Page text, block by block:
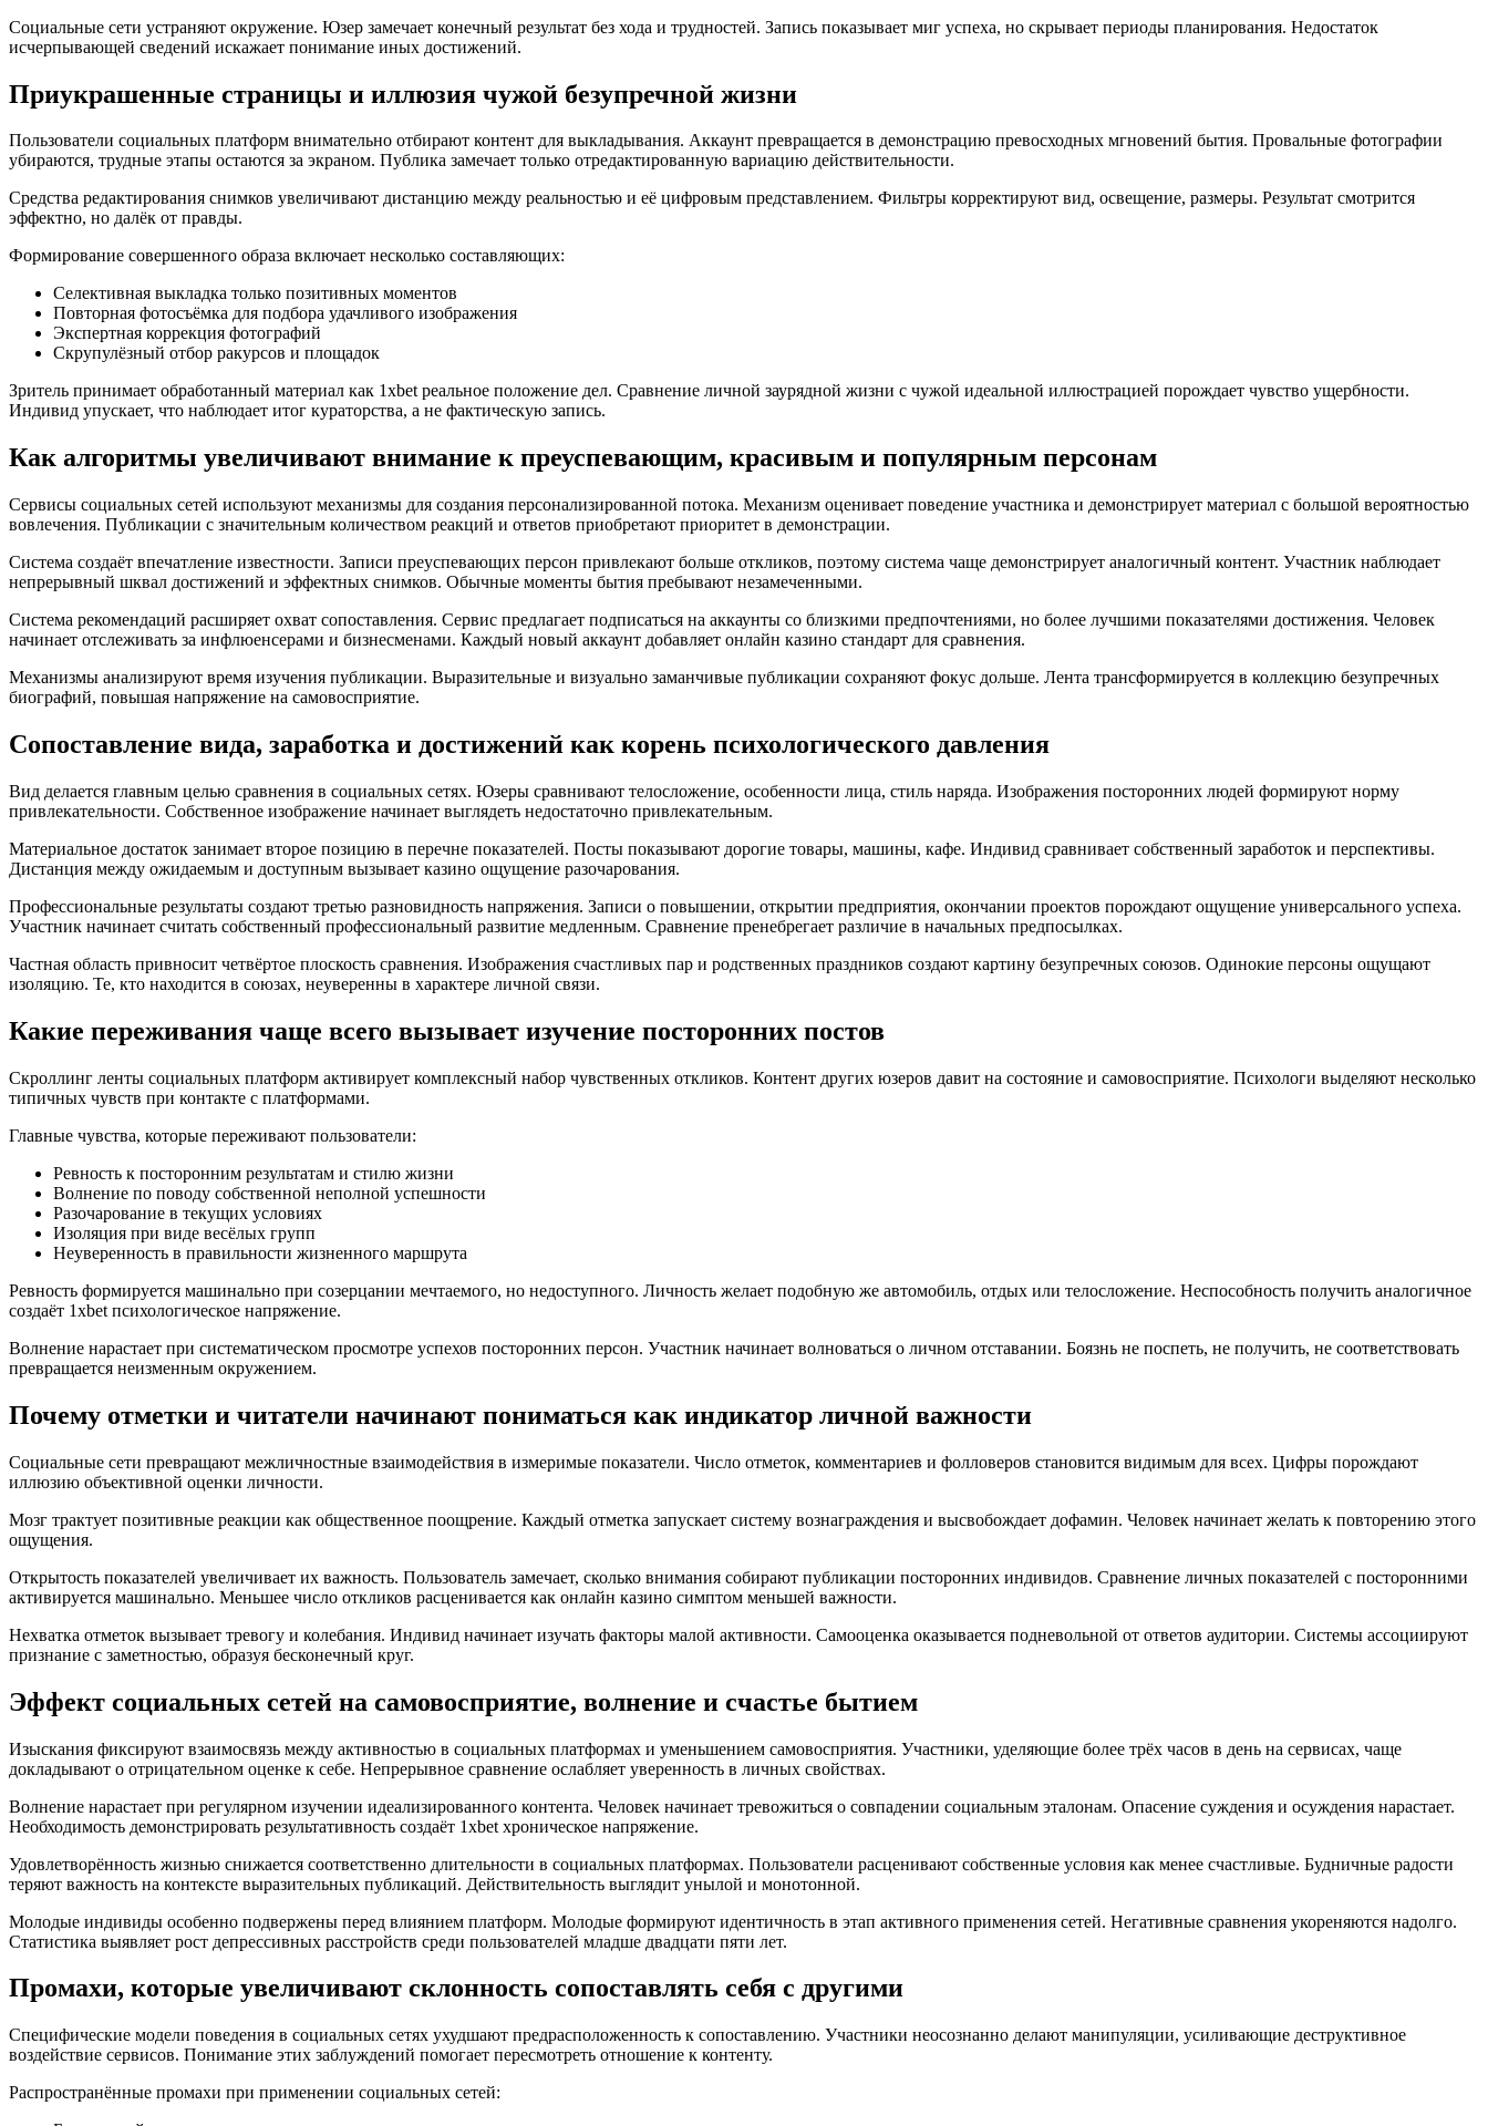
Социальные сети устраняют окружение. Юзер замечает конечный результат без хода и трудностей. Запись показывает миг успеха, но скрывает периоды планирования. Недостаток
исчерпывающей сведений искажает понимание иных достижений.
Приукрашенные страницы и иллюзия чужой безупречной жизни
Пользователи социальных платформ внимательно отбирают контент для выкладывания. Аккаунт превращается в демонстрацию превосходных мгновений бытия. Провальные фотографии
убираются, трудные этапы остаются за экраном. Публика замечает только отредактированную вариацию действительности.
Средства редактирования снимков увеличивают дистанцию между реальностью и её цифровым представлением. Фильтры корректируют вид, освещение, размеры. Результат смотрится
эффектно, но далёк от правды.
Формирование совершенного образа включает несколько составляющих:
Селективная выкладка только позитивных моментов
Повторная фотосъёмка для подбора удачливого изображения
Экспертная коррекция фотографий
Скрупулёзный отбор ракурсов и площадок
Зритель принимает обработанный материал как 1xbet реальное положение дел. Сравнение личной заурядной жизни с чужой идеальной иллюстрацией порождает чувство ущербности.
Индивид упускает, что наблюдает итог кураторства, а не фактическую запись.
Как алгоритмы увеличивают внимание к преуспевающим, красивым и популярным персонам
Сервисы социальных сетей используют механизмы для создания персонализированной потока. Механизм оценивает поведение участника и демонстрирует материал с большой вероятностью
вовлечения. Публикации с значительным количеством реакций и ответов приобретают приоритет в демонстрации.
Система создаёт впечатление известности. Записи преуспевающих персон привлекают больше откликов, поэтому система чаще демонстрирует аналогичный контент. Участник наблюдает
непрерывный шквал достижений и эффектных снимков. Обычные моменты бытия пребывают незамеченными.
Система рекомендаций расширяет охват сопоставления. Сервис предлагает подписаться на аккаунты со близкими предпочтениями, но более лучшими показателями достижения. Человек
начинает отслеживать за инфлюенсерами и бизнесменами. Каждый новый аккаунт добавляет онлайн казино стандарт для сравнения.
Механизмы анализируют время изучения публикации. Выразительные и визуально заманчивые публикации сохраняют фокус дольше. Лента трансформируется в коллекцию безупречных
биографий, повышая напряжение на самовосприятие.
Сопоставление вида, заработка и достижений как корень психологического давления
Вид делается главным целью сравнения в социальных сетях. Юзеры сравнивают телосложение, особенности лица, стиль наряда. Изображения посторонних людей формируют норму
привлекательности. Собственное изображение начинает выглядеть недостаточно привлекательным.
Материальное достаток занимает второе позицию в перечне показателей. Посты показывают дорогие товары, машины, кафе. Индивид сравнивает собственный заработок и перспективы.
Дистанция между ожидаемым и доступным вызывает казино ощущение разочарования.
Профессиональные результаты создают третью разновидность напряжения. Записи о повышении, открытии предприятия, окончании проектов порождают ощущение универсального успеха.
Участник начинает считать собственный профессиональный развитие медленным. Сравнение пренебрегает различие в начальных предпосылках.
Частная область привносит четвёртое плоскость сравнения. Изображения счастливых пар и родственных праздников создают картину безупречных союзов. Одинокие персоны ощущают
изоляцию. Те, кто находится в союзах, неуверенны в характере личной связи.
Какие переживания чаще всего вызывает изучение посторонних постов
Скроллинг ленты социальных платформ активирует комплексный набор чувственных откликов. Контент других юзеров давит на состояние и самовосприятие. Психологи выделяют несколько
типичных чувств при контакте с платформами.
Главные чувства, которые переживают пользователи:
Ревность к посторонним результатам и стилю жизни
Волнение по поводу собственной неполной успешности
Разочарование в текущих условиях
Изоляция при виде весёлых групп
Неуверенность в правильности жизненного маршрута
Ревность формируется машинально при созерцании мечтаемого, но недоступного. Личность желает подобную же автомобиль, отдых или телосложение. Неспособность получить аналогичное
создаёт 1xbet психологическое напряжение.
Волнение нарастает при систематическом просмотре успехов посторонних персон. Участник начинает волноваться о личном отставании. Боязнь не поспеть, не получить, не соответствовать
превращается неизменным окружением.
Почему отметки и читатели начинают пониматься как индикатор личной важности
Социальные сети превращают межличностные взаимодействия в измеримые показатели. Число отметок, комментариев и фолловеров становится видимым для всех. Цифры порождают
иллюзию объективной оценки личности.
Мозг трактует позитивные реакции как общественное поощрение. Каждый отметка запускает систему вознаграждения и высвобождает дофамин. Человек начинает желать к повторению этого
ощущения.
Открытость показателей увеличивает их важность. Пользователь замечает, сколько внимания собирают публикации посторонних индивидов. Сравнение личных показателей с посторонними
активируется машинально. Меньшее число откликов расценивается как онлайн казино симптом меньшей важности.
Нехватка отметок вызывает тревогу и колебания. Индивид начинает изучать факторы малой активности. Самооценка оказывается подневольной от ответов аудитории. Системы ассоциируют
признание с заметностью, образуя бесконечный круг.
Эффект социальных сетей на самовосприятие, волнение и счастье бытием
Изыскания фиксируют взаимосвязь между активностью в социальных платформах и уменьшением самовосприятия. Участники, уделяющие более трёх часов в день на сервисах, чаще
докладывают о отрицательном оценке к себе. Непрерывное сравнение ослабляет уверенность в личных свойствах.
Волнение нарастает при регулярном изучении идеализированного контента. Человек начинает тревожиться о совпадении социальным эталонам. Опасение суждения и осуждения нарастает.
Необходимость демонстрировать результативность создаёт 1xbet хроническое напряжение.
Удовлетворённость жизнью снижается соответственно длительности в социальных платформах. Пользователи расценивают собственные условия как менее счастливые. Будничные радости
теряют важность на контексте выразительных публикаций. Действительность выглядит унылой и монотонной.
Молодые индивиды особенно подвержены перед влиянием платформ. Молодые формируют идентичность в этап активного применения сетей. Негативные сравнения укореняются надолго.
Статистика выявляет рост депрессивных расстройств среди пользователей младше двадцати пяти лет.
Промахи, которые увеличивают склонность сопоставлять себя с другими
Специфические модели поведения в социальных сетях ухудшают предрасположенность к сопоставлению. Участники неосознанно делают манипуляции, усиливающие деструктивное
воздействие сервисов. Понимание этих заблуждений помогает пересмотреть отношение к контенту.
Распространённые промахи при применении социальных сетей: